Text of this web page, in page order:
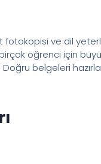
ve dil
öğrenci için
. Doğru belgeleri